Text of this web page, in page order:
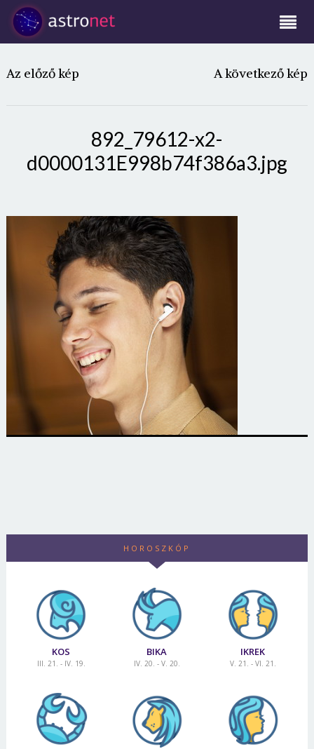
Az előző kép A következő kép
892_79612-x2-
d0000131E998b74f386a3.jpg
HOROSZKÓP
KOS
III. 21. - IV. 19.
BIKA
IV. 20. - V. 20.
IKREK
V. 21. - VI. 21.